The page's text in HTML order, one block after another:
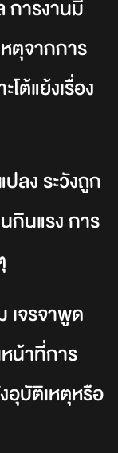
การงานมี
ตุจากการ
โต้แย้งเรื่อง
ลง ระวังถูก
กินแรง การ
เจรจาพูด
น้าที่การ
อุบัติเหตุหรือ